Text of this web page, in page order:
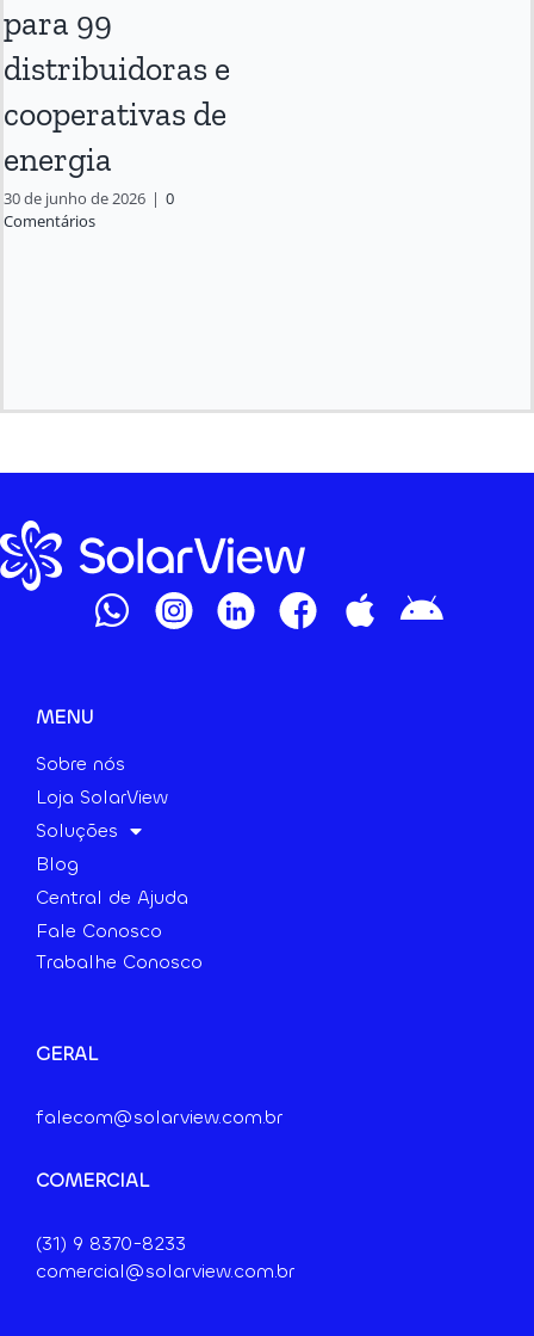
para 99
distribuidoras e
cooperativas de
energia
30 de junho de 2026 | 0
Comentários
MENU
Sobre nós
Loja SolarView
Soluções
Blog
Central de Ajuda
Fale Conosco
Trabalhe Conosco
GERAL
falecom@solarview.com.br
COMERCIAL
(31) 9 8370-8233
comercial@solarview.com.br